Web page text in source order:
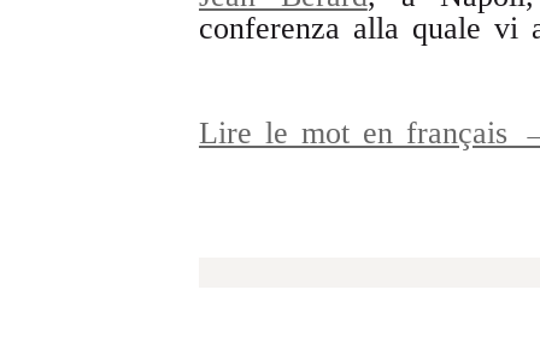
conferenza alla quale vi
Lire le mot en français